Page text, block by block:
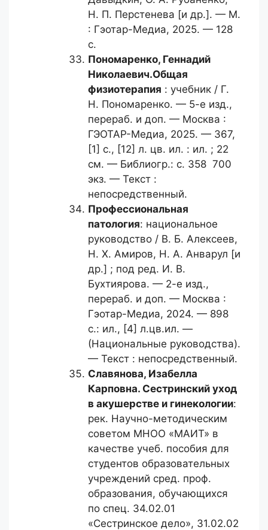
Н. П. Перстенева [и др.]. — М.
: Гэотар-Медиа, 2025. — 128
с.
Пономаренко, Геннадий
Николаевич.Общая
физиотерапия : учебник / Г.
Н. Пономаренко. — 5-е изд.,
перераб. и доп. — Москва :
ГЭОТАР-Медиа, 2025. — 367,
[1] с., [12] л. цв. ил. : ил. ; 22
см. — Библиогр.: с. 358 700
экз. — Текст :
непосредственный.
Профессиональная
патология: национальное
руководство / В. Б. Алексеев,
Н. Х. Амиров, Н. А. Анварул [и
др.] ; под ред. И. В.
Бухтиярова. — 2-е изд.,
перераб. и доп. — Москва :
Гэотар-Медиа, 2024. — 898
с.: ил., [4] л.цв.ил. —
(Национальные руководства).
— Текст : непосредственный.
Славянова, Изабелла
Карповна. Сестринский уход
в акушерстве и гинекологии:
рек. Научно-методическим
советом МНОО «МАИТ» в
качестве учеб. пособия для
студентов образовательных
учреждений сред. проф.
образования, обучающихся
по спец. 34.02.01
«Сестринское дело», 31.02.02